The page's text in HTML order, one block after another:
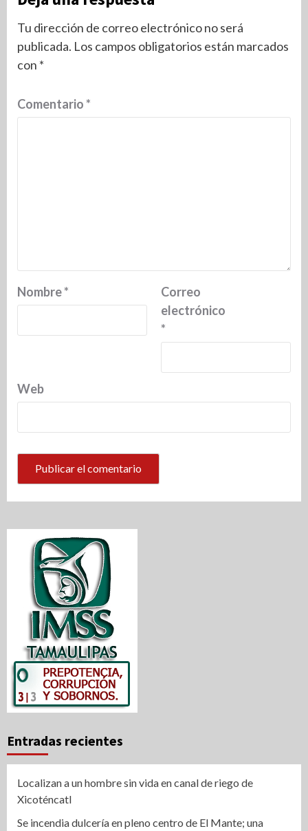
Tu dirección de correo electrónico no será
publicada. Los campos obligatorios están marcados
con *
Comentario*
Nombre*
Correo
electrónico
*
Web
Entradas recientes
Localizan a un hombre sin vida en canal de riego de
Xicoténcatl
Se incendia dulcería en pleno centro de El Mante; una